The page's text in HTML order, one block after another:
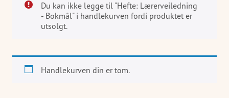
Du kan ikke legge til "Hefte: Lærerveiledning
- Bokmål" i handlekurven fordi produktet er
utsolgt.
Handlekurven din er tom.